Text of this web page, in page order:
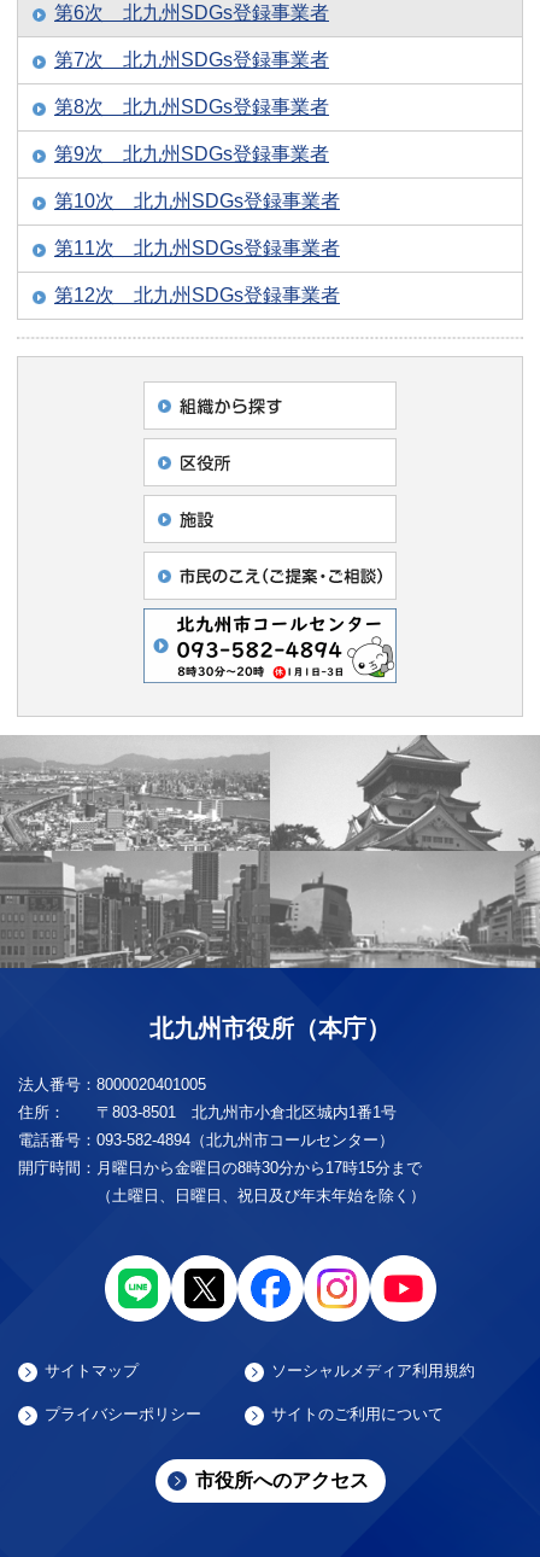
第6次 北九州SDGs登録事業者
第7次 北九州SDGs登録事業者
第8次 北九州SDGs登録事業者
第9次 北九州SDGs登録事業者
第10次 北九州SDGs登録事業者
第11次 北九州SDGs登録事業者
第12次 北九州SDGs登録事業者
北九州市役所（本庁）
法人番号： 8000020401005
住所：
〒803-8501 北九州市小倉北区城内1番1号
電話番号： 093-582-4894（北九州市コールセンター）
開庁時間： 月曜日から金曜日の8時30分から17時15分まで
（土曜日、日曜日、祝日及び年末年始を除く）
サイトマップ ソーシャルメディア利用規約
プライバシーポリシー サイトのご利用について
市役所へのアクセス